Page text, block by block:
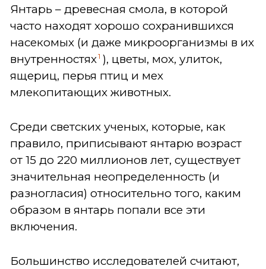
Янтарь – древесная смола, в которой
часто находят хорошо сохранившихся
насекомых (и даже микроорганизмы в их
внутренностях1 ), цветы, мох, улиток,
ящериц, перья птиц и мех
млекопитающих животных.
Среди светских ученых, которые, как
правило, приписывают янтарю возраст
от 15 до 220 миллионов лет, существует
значительная неопределенность (и
разногласия) относительно того, каким
образом в янтарь попали все эти
включения.
Большинство исследователей считают,